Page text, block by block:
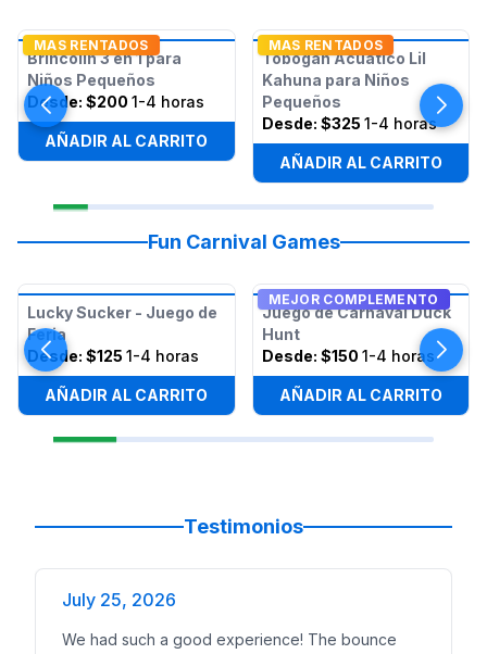
MAS RENTADOS
Brincolín 3 en 1 para
Niños Pequeños
Desde: $200 1-4 horas
AÑADIR AL CARRITO
MAS RENTADOS
Tobogán Acuático Lil
Kahuna para Niños
Pequeños
Desde: $325 1-4 horas
AÑADIR AL CARRITO
Fun Carnival Games
Lucky Sucker - Juego de
Feria
Desde: $125 1-4 horas
AÑADIR AL CARRITO
MEJOR COMPLEMENTO
Juego de Carnaval Duck
Hunt
Desde: $150 1-4 horas
AÑADIR AL CARRITO
Testimonios
July 25, 2026
We had such a good experience! The bounce